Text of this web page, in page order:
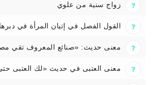
زواج سنية من علوي
القول الفصل في إتيان المرأة في دبرها
معنى حديث: «صنائع المعروف تقي
معنى العتبى في حديث «لك العتبى